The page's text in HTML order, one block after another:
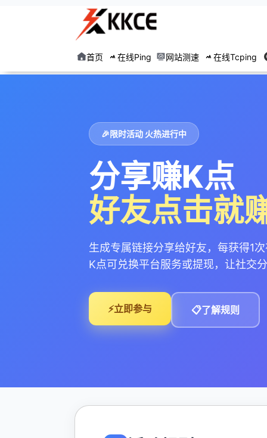
首页 在线Ping 网站测速 在线Tcping
🎉限时活动 火热进行中
分享赚K点
好友点击就
生成专属链接分享给好友，每获得1
K点可兑换平台服务或提现，让社交
⚡立即参与 📋了解规则